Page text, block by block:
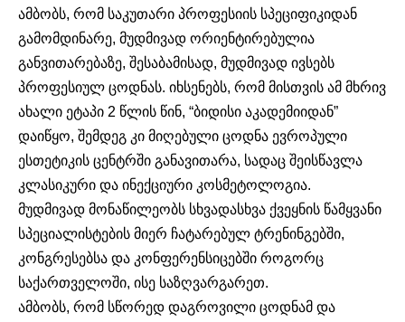
ამბობს, რომ საკუთარი პროფესიის სპეციფიკიდან
გამომდინარე, მუდმივად ორიენტირებულია
განვითარებაზე, შესაბამისად, მუდმივად ივსებს
პროფესიულ ცოდნას. იხსენებს, რომ მისთვის ამ მხრივ
ახალი ეტაპი 2 წლის წინ, “ბიდისი აკადემიიდან”
დაიწყო, შემდეგ კი მიღებული ცოდნა ევროპული
ესთეტიკის ცენტრში განავითარა, სადაც შეისწავლა
კლასიკური და ინექციური კოსმეტოლოგია.
მუდმივად მონაწილეობს სხვადასხვა ქვეყნის წამყვანი
სპეციალისტების მიერ ჩატარებულ ტრენინგებში,
კონგრესებსა და კონფერენსიცებში როგორც
საქართველოში, ისე საზღვარგარეთ.
ამბობს, რომ სწორედ დაგროვილი ცოდნამ და